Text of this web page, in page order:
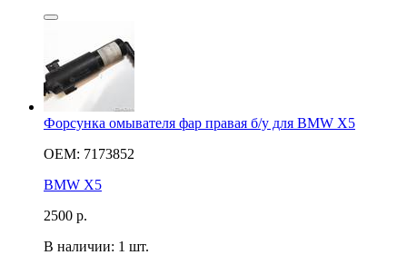
Форсунка омывателя фар правая б/у для BMW X5
OEM: 7173852
BMW X5
2500 р.
В наличии: 1 шт.